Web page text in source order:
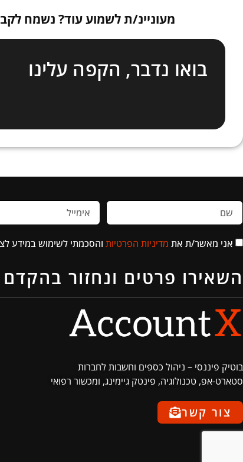
מעוניינ/ת לשמוע עוד? נשמח
בואו נדבר, הקפה עלינו
אני מאשר/ת את מדיניות הפרטיות והסכמתי לשימוש במידע
השאירו פרטים ונחזור בהקדם
בוטיק פיננסי – ניהול כספים וחשבות לחברות
סטארט-אפ, טכנולוגיה, פינטק גיימינג, ומכשור רפואי
צור קשר